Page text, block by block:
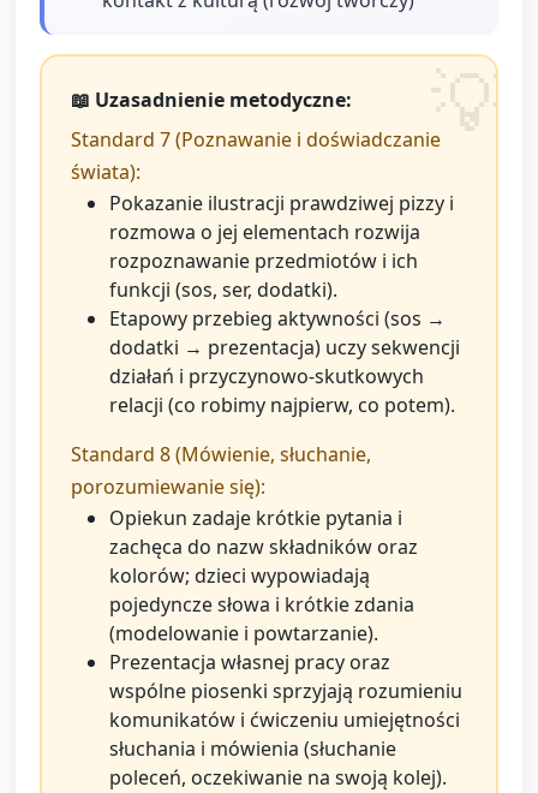
📖 Uzasadnienie metodyczne:
Standard 7 (Poznawanie i doświadczanie
świata):
Pokazanie ilustracji prawdziwej pizzy i
rozmowa o jej elementach rozwija
rozpoznawanie przedmiotów i ich
funkcji (sos, ser, dodatki).
Etapowy przebieg aktywności (sos →
dodatki → prezentacja) uczy sekwencji
działań i przyczynowo‑skutkowych
relacji (co robimy najpierw, co potem).
Standard 8 (Mówienie, słuchanie,
porozumiewanie się):
Opiekun zadaje krótkie pytania i
zachęca do nazw składników oraz
kolorów; dzieci wypowiadają
pojedyncze słowa i krótkie zdania
(modelowanie i powtarzanie).
Prezentacja własnej pracy oraz
wspólne piosenki sprzyjają rozumieniu
komunikatów i ćwiczeniu umiejętności
słuchania i mówienia (słuchanie
poleceń, oczekiwanie na swoją kolej).